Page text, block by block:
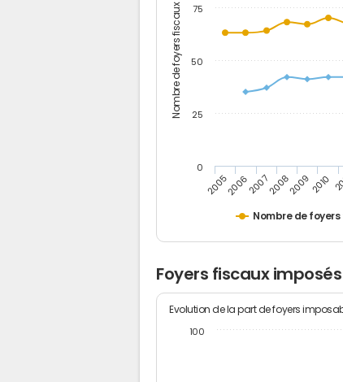
Nombre de foyers fiscaux
Nombre de
200520062007200820092010
0
25
50
75
Foyers fiscaux
Evolution de la part de foyers
100